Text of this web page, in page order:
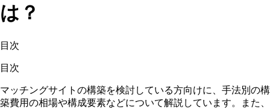
は？
目次
目次
マッチングサイトの構築を検討している方向けに、手法別の構
築費用の相場や構成要素などについて解説しています。また、